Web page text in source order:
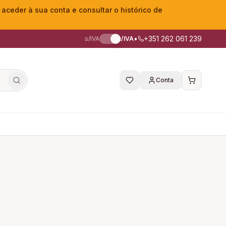
à sua conta e consultar o histórico de
s/IVA c/IVA• +351 262 061 239
Conta